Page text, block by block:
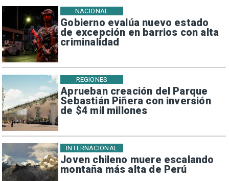
Gobierno evalúa nuevo estado
de excepción en barrios con alta
criminalidad
NACIONAL
Aprueban creación del Parque
Sebastián Piñera con inversión
de $4 mil millones
REGIONES
Joven chileno muere escalando
montaña más alta de Perú
INTERNACIONAL